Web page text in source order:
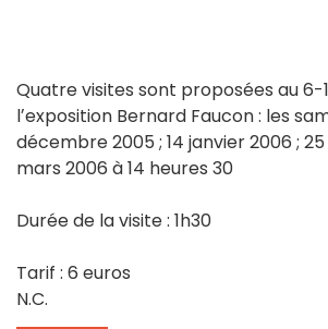
Quatre visites sont proposées au 6-
lʼexposition Bernard Faucon : les
décembre 2005 ; 14 janvier 2006 ;
mars 2006 à 14 heures 30
Durée de la visite : 1h30
Tarif : 6 euros
N.C.